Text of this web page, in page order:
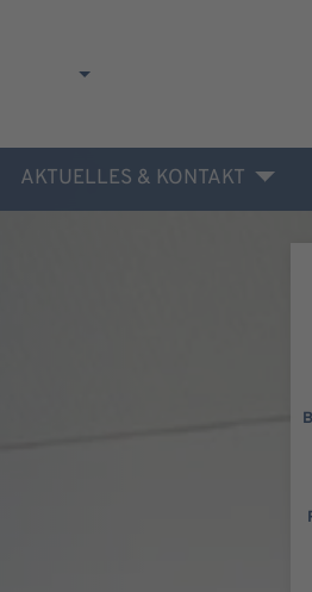
AKTUELLES & KONTAKT